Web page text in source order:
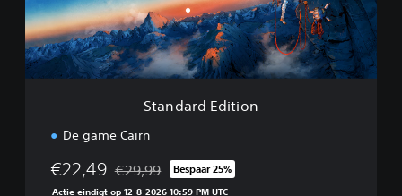
d
E
d
i
t
Standard Edition
De game Cairn
€22,49 Korting ten opzichte van de oorspronkelijke prijs
€29,99 Bespaar 25%
Actie eindigt op 12-8-2026 10:59 PM UTC